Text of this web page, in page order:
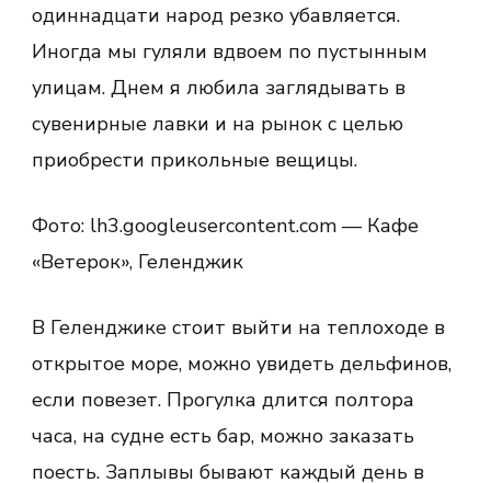
одиннадцати народ резко убавляется.
Иногда мы гуляли вдвоем по пустынным
улицам. Днем я любила заглядывать в
сувенирные лавки и на рынок с целью
приобрести прикольные вещицы.
Фото: lh3.googleusercontent.com — Кафе
«Ветерок», Геленджик
В Геленджике стоит выйти на теплоходе в
открытое море, можно увидеть дельфинов,
если повезет. Прогулка длится полтора
часа, на судне есть бар, можно заказать
поесть. Заплывы бывают каждый день в